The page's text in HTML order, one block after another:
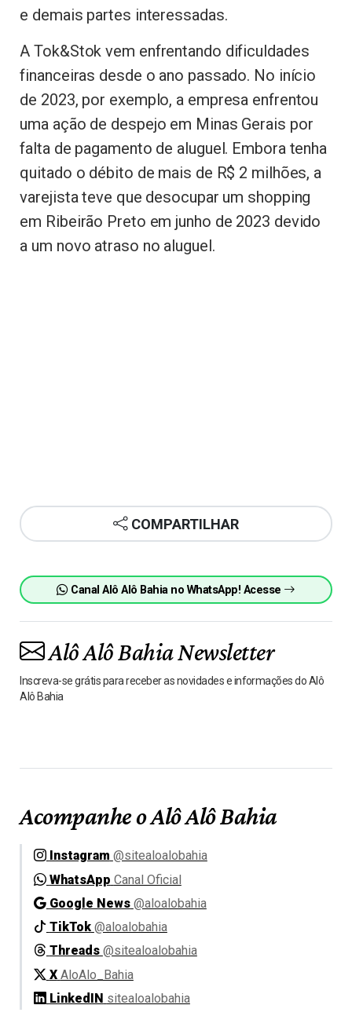
e demais partes interessadas.
A Tok&Stok vem enfrentando dificuldades
financeiras desde o ano passado. No início
de 2023, por exemplo, a empresa enfrentou
uma ação de despejo em Minas Gerais por
falta de pagamento de aluguel. Embora tenha
quitado o débito de mais de R$ 2 milhões, a
varejista teve que desocupar um shopping
em Ribeirão Preto em junho de 2023 devido
a um novo atraso no aluguel.
COMPARTILHAR
Canal Alô Alô Bahia no WhatsApp! Acesse
Alô Alô Bahia Newsletter
Inscreva-se grátis para receber as novidades e informações do Alô
Alô Bahia
Acompanhe o Alô Alô Bahia
Instagram @sitealoalobahia
WhatsApp Canal Oficial
Google News @aloalobahia
TikTok @aloalobahia
Threads @sitealoalobahia
X AloAlo_Bahia
LinkedIN sitealoalobahia